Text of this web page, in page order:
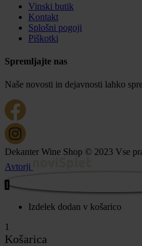
Vinski butik
Kontakt
Splošni pogoji
Piškotki
Spremljajte nas
Naše novosti in dejavnosti lahko
Dekanter Wine Shop © 2023 Vse
Avtorji
1
Izdelek dodan v košarico
1
Košarica